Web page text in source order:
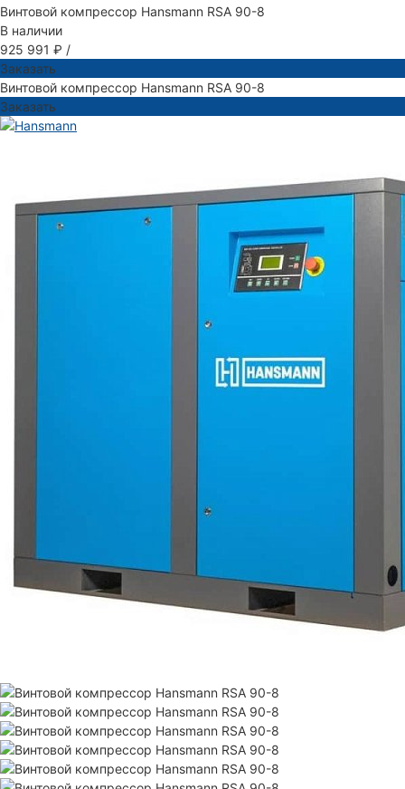
Винтовой компрессор Hansmann RSA 90-8
В наличии
925 991 ₽ /
Заказать
Винтовой компрессор Hansmann RSA 90-8
Заказать